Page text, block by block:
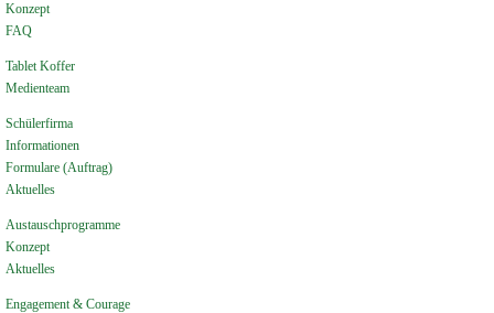
Konzept
FAQ
Tablet Koffer
Medienteam
Schülerfirma
Informationen
Formulare (Auftrag)
Aktuelles
Austauschprogramme
Konzept
Aktuelles
Engagement & Courage